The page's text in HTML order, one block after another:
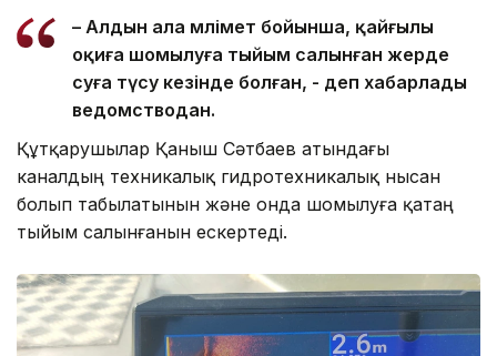
– Алдын ала мәлімет бойынша, қайғылы
оқиға шомылуға тыйым салынған жерде
суға түсу кезінде болған, - деп хабарлады
ведомстводан.
Құтқарушылар Қаныш Сәтбаев атындағы
каналдың техникалық гидротехникалық нысан
болып табылатынын және онда шомылуға қатаң
тыйым салынғанын ескертеді.